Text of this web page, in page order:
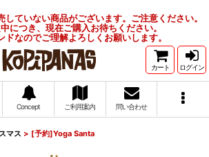
ていない商品がございます。ご注意ください。
につき、現在ご購入お待ちください。
ドなのでご理解よろしくお願いします。
カート ログイン
Concept ご利用案内 問い合わせ
マス > [予約]Yoga Santa